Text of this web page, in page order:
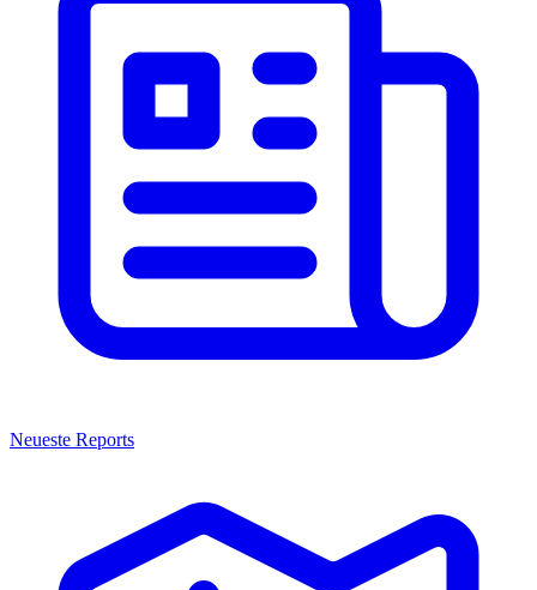
Neueste Reports